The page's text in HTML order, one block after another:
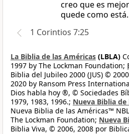
creo que es
quede como está.
1 Corintios 7:25
La Biblia de las Américas (LBLA)
1997 by The Lockman Foundation;
Biblia del Jubileo 2000 (JUS) ©
2020 by Ransom Press
Dios habla hoy ®, © Sociedades
1979, 1983, 1996.; Nueva Biblia
Nueva Biblia de las Américas™
The Lockman Foundation; Nueva
Biblia Viva, © 2006, 2008 por